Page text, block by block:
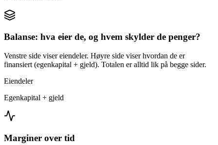
Balanse: hva eier de, og hvem skylder de penger?
Venstre side viser eiendeler. Høyre side viser hvordan de er
finansiert (egenkapital + gjeld). Totalen er alltid lik på begge sider.
Eiendeler
Egenkapital + gjeld
Marginer over tid